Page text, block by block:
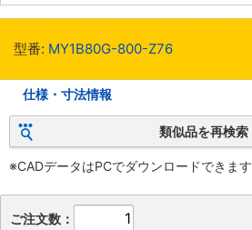
型番: MY1B80G-800-Z76
仕様・寸法情報
類似品を再検索
※CADデータはPCでダウンロードできます
ご注文数：